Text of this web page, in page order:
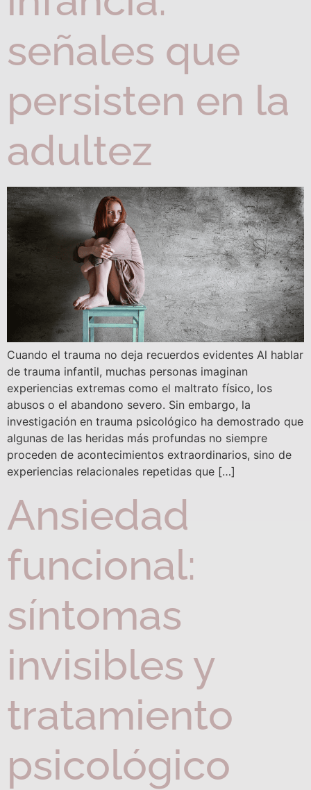
señales que
persisten en la
adultez
Cuando el trauma no deja recuerdos evidentes Al hablar
de trauma infantil, muchas personas imaginan
experiencias extremas como el maltrato físico, los
abusos o el abandono severo. Sin embargo, la
investigación en trauma psicológico ha demostrado que
algunas de las heridas más profundas no siempre
proceden de acontecimientos extraordinarios, sino de
experiencias relacionales repetidas que […]
Ansiedad
funcional:
síntomas
invisibles y
tratamiento
psicológico